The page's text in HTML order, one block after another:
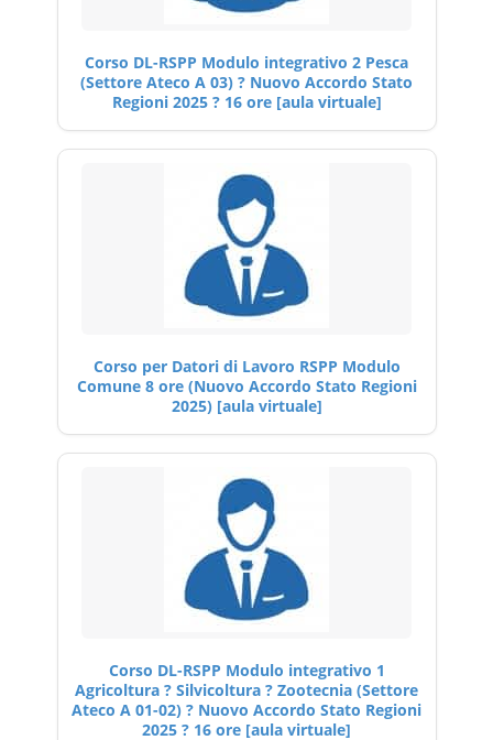
Corso DL-RSPP Modulo integrativo 2 Pesca
(Settore Ateco A 03) ? Nuovo Accordo Stato
Regioni 2025 ? 16 ore [aula virtuale]
Corso per Datori di Lavoro RSPP Modulo
Comune 8 ore (Nuovo Accordo Stato Regioni
2025) [aula virtuale]
Corso DL-RSPP Modulo integrativo 1
Agricoltura ? Silvicoltura ? Zootecnia (Settore
Ateco A 01-02) ? Nuovo Accordo Stato Regioni
2025 ? 16 ore [aula virtuale]